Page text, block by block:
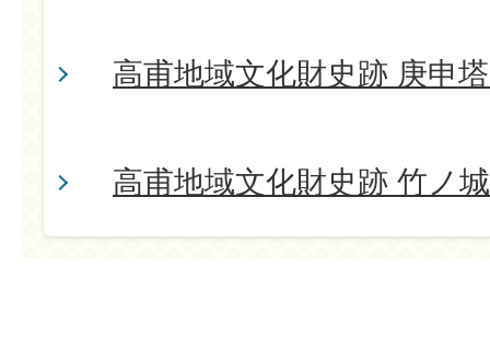
高甫地域文化財史跡 庚申
高甫地域文化財史跡 竹ノ